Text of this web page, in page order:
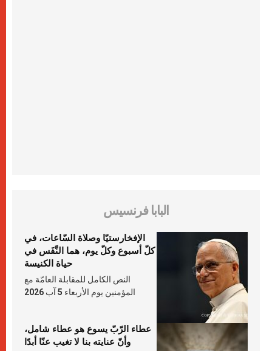
البابا فرنسيس
الإفخارستيّا وصلاة السّاعات، في
كلّ أسبوع وكلّ يوم، هما النَّفَس في
حياة الكنيسة
النص الكامل للمقابلة العامّة مع
المؤمنين يوم الأربعاء 5 آب 2026
عطاء الرّبّ يسوع هو عطاء شامل،
وأنّ عنايته بنا لا تغيب عنّا أبدًا